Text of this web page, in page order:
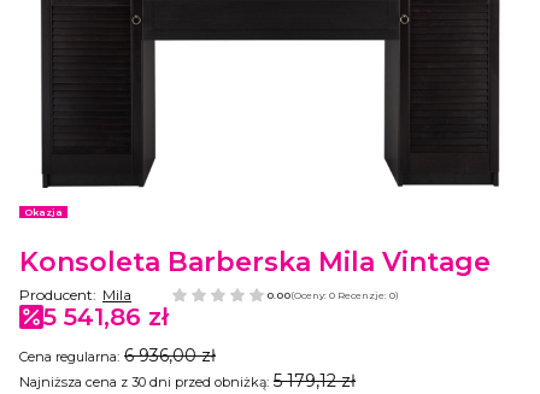
Etykiety
Okazja
Konsoleta Barberska Mila Vintage
Producent: Mila 0.00(Oceny: 0 Recenzje: 0)
5 541,86 zł
Cena regularna: 6 936,00 zł
Najniższa cena z 30 dni przed obniżką: 5 179,12 zł